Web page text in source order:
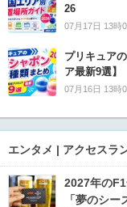
26
07月17日 13時
プリキュア
ア最新9選】
07月16日 13時
エンタメ | アクセスラ
2027年の
「夢のシ